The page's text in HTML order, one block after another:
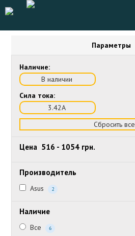
Параметры
Наличие:
В наличии
Сила тока:
3.42А
Сбросить все
Цена 516 - 1054 грн.
Производитель
Asus 2
Наличие
Все 6